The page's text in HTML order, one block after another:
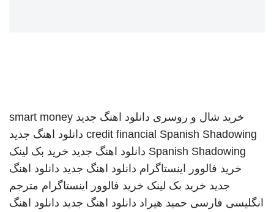
خرید شال و روسری دانلود اهنگ جدید smart money
credit financial Spanish Shadowing
دانلود اهنگ جدید
Spanish Shadowing دانلود اهنگ جدید خرید بک لینک
خرید فالوور اینستاگرام دانلود اهنگ جدید دانلود اهنگ
جدید خرید بک لینک خرید فالوور اینستاگرام مترجم
انگلیسی فارسی حمید هیراد دانلود اهنگ جدید دانلود اهنگ